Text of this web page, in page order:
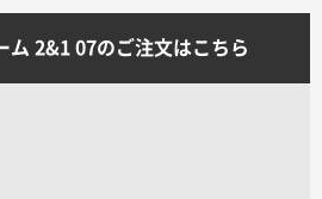
ム 2&1 07のご注文はこちら